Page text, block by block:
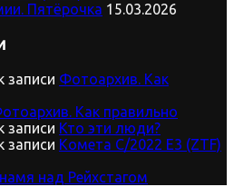
Пятёрочка 15.03.2026
записи Фотоархив. Как
Как правильно
записи Кто эти люди?
записи Комета C/2022 E3 (ZTF)
над Рейхстагом